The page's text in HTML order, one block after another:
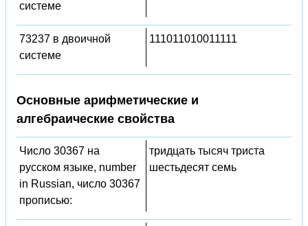
системе
73237 в двоичной
системе
111011010011111
Основные арифметические и
алгебраические свойства
Число 30367 на
русском языке, number
in Russian, число 30367
прописью:
тридцать тысяч триста
шестьдесят семь